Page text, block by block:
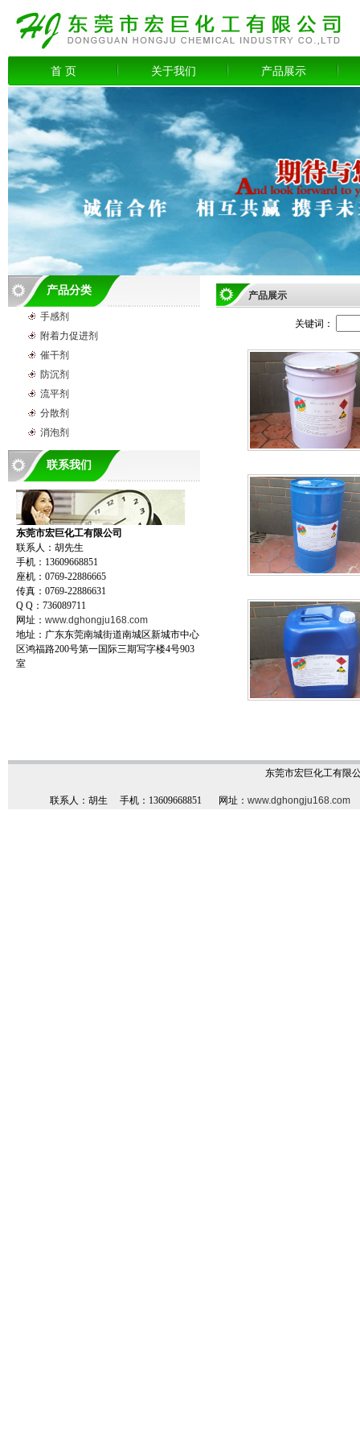
首 页 关于我们 产品展示
产品分类
手感剂
附着力促进剂
催干剂
防沉剂
流平剂
分散剂
消泡剂
联系我们
东莞市宏巨化工有限公司
联系人：胡先生
手机：13609668851
座机：0769-22886665
传真：0769-22886631
Q Q：736089711
网址： www.dghongju168.com
地址：广东东莞南城街道南城区新城市中心
区鸿福路200号第一国际三期写字楼4号903
室
产品展示
关键词：
东莞市宏巨化工有
联系人：胡生 手机：13609668851 网址： www.dghongju168.com